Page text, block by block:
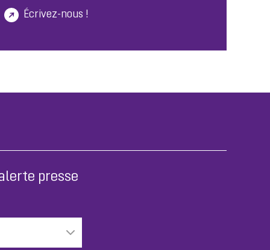
Écrivez-nous !
presse